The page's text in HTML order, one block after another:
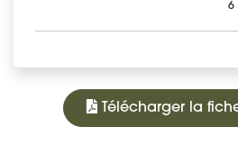
6
Télécharger la